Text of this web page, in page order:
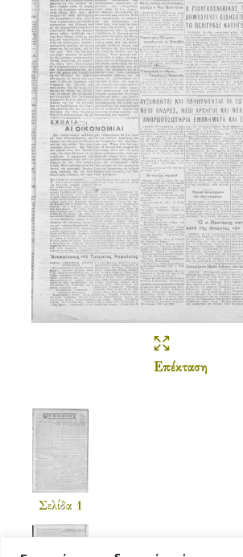
Επέκταση
Σελίδα 1